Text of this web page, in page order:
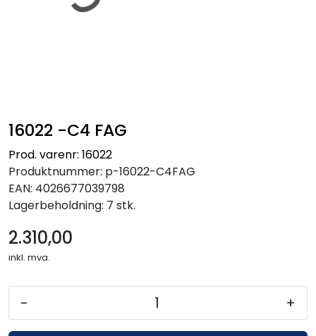
16022 -C4 FAG
Prod. varenr: 16022
Produktnummer: p-16022-C4FAG
EAN: 4026677039798
Lagerbeholdning: 7 stk.
2.310,00
inkl. mva.
- +